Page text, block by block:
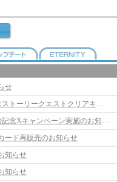
せ
マビノギ×アニメ『葬送のフリーレン』コラボ記念ストーリークエストクリアキャンペーン実施のお知らせ
マビノギ×アニメ『葬送のフリーレン』コラボ開始記念Xキャンペーン実施のお知らせ
ード再販売のお知らせ
知らせ
知らせ